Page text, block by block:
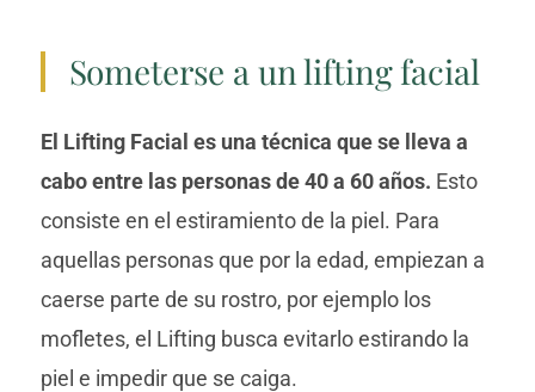
Someterse a un lifting facial
El Lifting Facial es una técnica que se lleva a
cabo entre las personas de 40 a 60 años. Esto
consiste en el estiramiento de la piel. Para
aquellas personas que por la edad, empiezan a
caerse parte de su rostro, por ejemplo los
mofletes, el Lifting busca evitarlo estirando la
piel e impedir que se caiga.